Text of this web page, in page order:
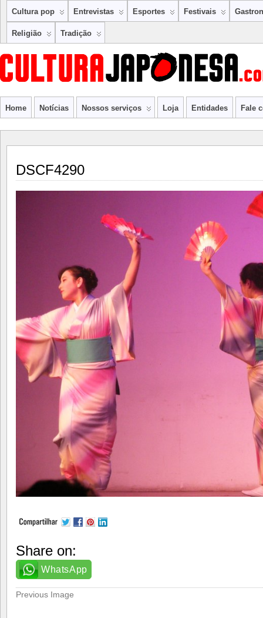
Cultura pop Entrevistas Esportes Festivais
Religião Tradição
Home Notícias Nossos serviços Loja Entidades Fale
DSCF4290
Share on:
WhatsApp
Previous Image